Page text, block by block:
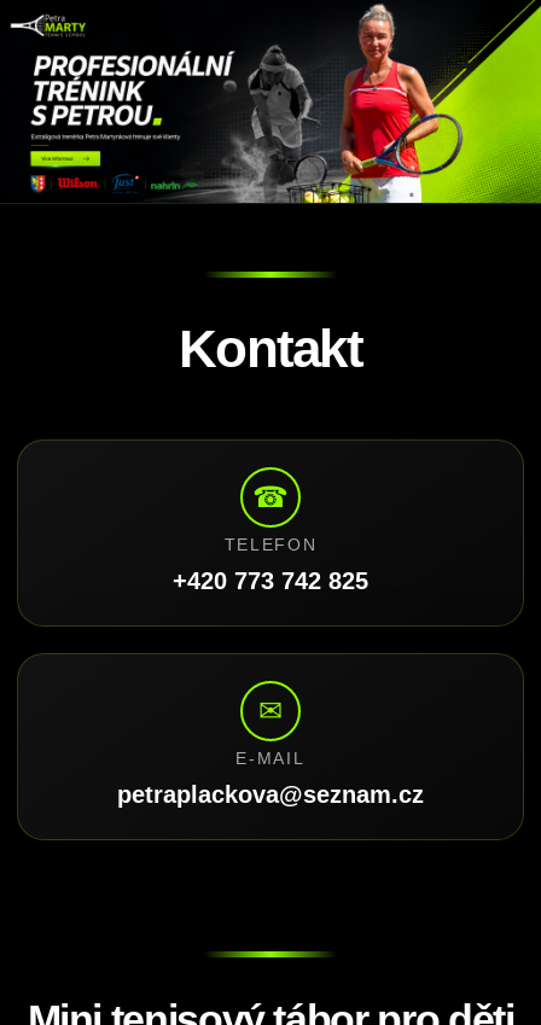
Kontakt
☎
TELEFON
+420 773 742 825
✉
E-MAIL
petraplackova@seznam.cz